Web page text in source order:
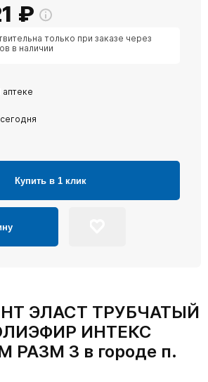
₽
только при заказе через
в наличии
аптеке
Купить в 1 клик
ЭЛАСТ ТРУБЧАТЫЙ
ИНТЕКС
РАЗМ 3 в городе п.